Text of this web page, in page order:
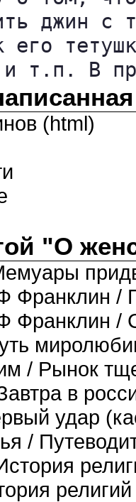
джин
его
(html)
"О
/
/
/ Рынок
в
удар
/
религий